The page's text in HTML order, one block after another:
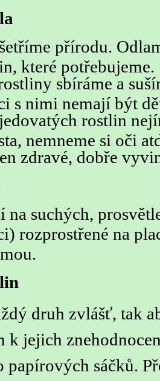
přírodu.
které potřebujeme.
sbíráme a
s nimi nemají být
rostlin
nemneme si oči
zdravé, dobře
na suchých,
rozprostřené na
druh zvlášť, tak
k jejich
papírových sáčků.